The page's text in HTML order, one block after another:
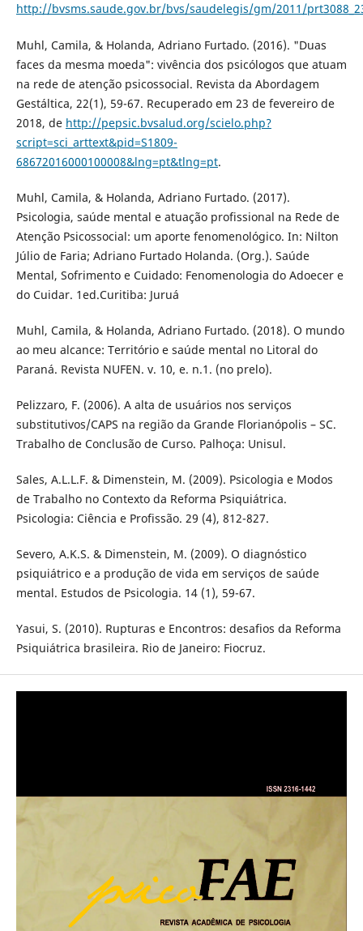
http://bvsms.saude.gov.br/bvs/saudelegis/gm/2011/
Muhl, Camila, & Holanda, Adriano Furtado. (2016). "Duas
faces da mesma moeda": vivência dos psicólogos que atuam
na rede de atenção psicossocial. Revista da Abordagem
Gestáltica, 22(1), 59-67. Recuperado em 23 de fevereiro de
2018, de http://pepsic.bvsalud.org/scielo.php?
script=sci_arttext&pid=S1809-
68672016000100008&lng=pt&tlng=pt.
Muhl, Camila, & Holanda, Adriano Furtado. (2017).
Psicologia, saúde mental e atuação profissional na Rede de
Atenção Psicossocial: um aporte fenomenológico. In: Nilton
Júlio de Faria; Adriano Furtado Holanda. (Org.). Saúde
Mental, Sofrimento e Cuidado: Fenomenologia do Adoecer e
do Cuidar. 1ed.Curitiba: Juruá
Muhl, Camila, & Holanda, Adriano Furtado. (2018). O mundo
ao meu alcance: Território e saúde mental no Litoral do
Paraná. Revista NUFEN. v. 10, e. n.1. (no prelo).
Pelizzaro, F. (2006). A alta de usuários nos serviços
substitutivos/CAPS na região da Grande Florianópolis – SC.
Trabalho de Conclusão de Curso. Palhoça: Unisul.
Sales, A.L.L.F. & Dimenstein, M. (2009). Psicologia e Modos
de Trabalho no Contexto da Reforma Psiquiátrica.
Psicologia: Ciência e Profissão. 29 (4), 812-827.
Severo, A.K.S. & Dimenstein, M. (2009). O diagnóstico
psiquiátrico e a produção de vida em serviços de saúde
mental. Estudos de Psicologia. 14 (1), 59-67.
Yasui, S. (2010). Rupturas e Encontros: desafios da Reforma
Psiquiátrica brasileira. Rio de Janeiro: Fiocruz.